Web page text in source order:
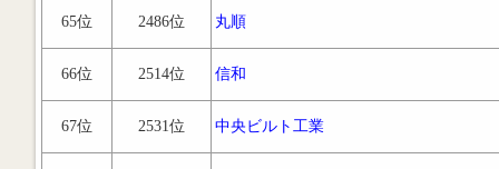
65位 2486位 丸順
66位 2514位 信和
67位 2531位 中央ビルト工業